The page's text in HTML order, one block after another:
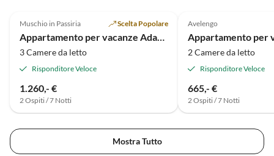
Muschio in Passiria Scelta Popolare
Appartamento per vacanze AdamhÃ¼tte
3 Camere da letto
Risponditore Veloce
1.260,- €
2 Ospiti / 7 Notti
Avelengo
2 Camere da letto
Risponditore Veloce
665,- €
2 Ospiti / 7 Notti
Mostra Tutto